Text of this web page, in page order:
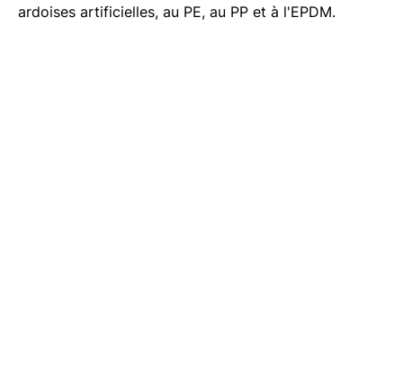
ardoises artificielles, au PE, au PP et à l'EPDM.